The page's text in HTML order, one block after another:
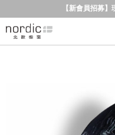
【新會員招募